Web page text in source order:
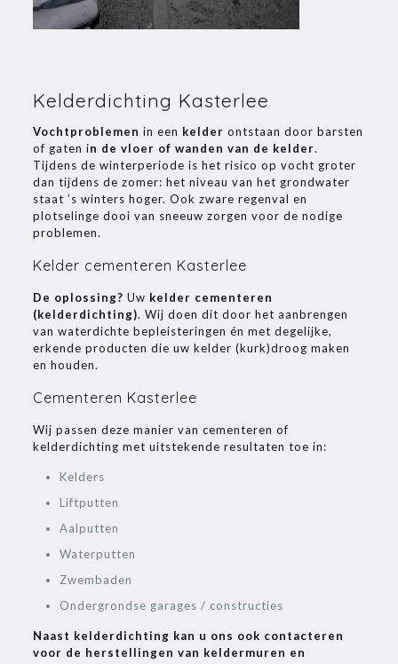
Kelderdichting Kasterlee
Vochtproblemen in een kelder ontstaan door barsten
of gaten in de vloer of wanden van de kelder.
Tijdens de winterperiode is het risico op vocht groter
dan tijdens de zomer: het niveau van het grondwater
staat ’s winters hoger. Ook zware regenval en
plotselinge dooi van sneeuw zorgen voor de nodige
problemen.
Kelder cementeren Kasterlee
De oplossing? Uw kelder cementeren
(kelderdichting). Wij doen dit door het aanbrengen
van waterdichte bepleisteringen én met degelijke,
erkende producten die uw kelder (kurk)droog maken
en houden.
Cementeren Kasterlee
Wij passen deze manier van cementeren of
kelderdichting met uitstekende resultaten toe in:
Kelders
Liftputten
Aalputten
Waterputten
Zwembaden
Ondergrondse garages / constructies
Naast kelderdichting kan u ons ook contacteren
voor de herstellingen van keldermuren en